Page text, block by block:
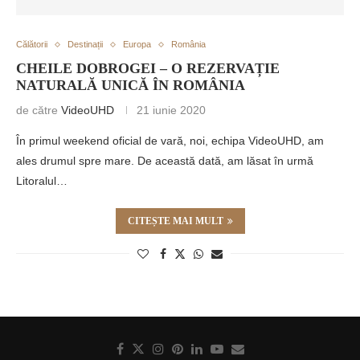
Călătorii Destinații Europa România
CHEILE DOBROGEI – O REZERVAȚIE
NATURALĂ UNICĂ ÎN ROMÂNIA
de către VideoUHD 21 iunie 2020
În primul weekend oficial de vară, noi, echipa VideoUHD, am
ales drumul spre mare. De această dată, am lăsat în urmă
Litoralul…
CITEȘTE MAI MULT